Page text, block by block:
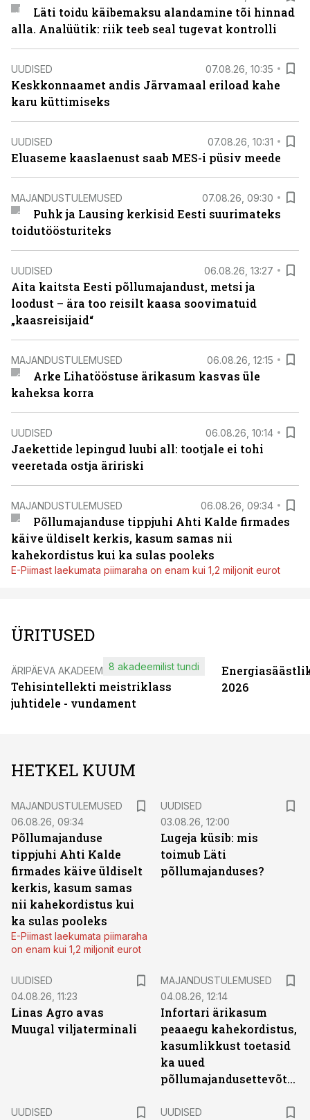
Läti toidu käibemaksu alandamine tõi hinnad
alla. Analüütik: riik teeb seal tugevat kontrolli
UUDISED 07.08.26, 10:35
Keskkonnaamet andis Järvamaal eriload kahe
karu küttimiseks
UUDISED 07.08.26, 10:31
Eluaseme kaaslaenust saab MES-i püsiv meede
MAJANDUSTULEMUSED 07.08.26, 09:30
Puhk ja Lausing kerkisid Eesti suurimateks
toidutöösturiteks
UUDISED 06.08.26, 13:27
Aita kaitsta Eesti põllumajandust, metsi ja
loodust – ära too reisilt kaasa soovimatuid
„kaasreisijaid“
MAJANDUSTULEMUSED 06.08.26, 12:15
Arke Lihatööstuse ärikasum kasvas üle
kaheksa korra
UUDISED 06.08.26, 10:14
Jaekettide lepingud luubi all: tootjale ei tohi
veeretada ostja äririski
MAJANDUSTULEMUSED 06.08.26, 09:34
Põllumajanduse tippjuhi Ahti Kalde firmades
käive üldiselt kerkis, kasum samas nii
kahekordistus kui ka sulas pooleks
E-Piimast laekumata piimaraha on enam kui 1,2 miljonit eurot
ÜRITUSED
ÄRIPÄEVA AKADEEMIA
Tehisintellekti meistriklass
juhtidele - vundament
8 akadeemilist tundi
2026
HETKEL KUUM
MAJANDUSTULEMUSED
06.08.26, 09:34
Põllumajanduse
tippjuhi Ahti Kalde
firmades käive üldiselt
kerkis, kasum samas
nii kahekordistus kui
ka sulas pooleks
E-Piimast laekumata piimaraha
on enam kui 1,2 miljonit eurot
UUDISED
03.08.26, 12:00
Lugeja küsib: mis
toimub Läti
põllumajanduses?
UUDISED
04.08.26, 11:23
Linas Agro avas
Muugal viljaterminali
MAJANDUSTULEMUSED
04.08.26, 12:14
Infortari ärikasum
peaaegu kahekordistus,
kasumlikkust toetasid
ka uued
põllumajandusettevõtted
UUDISED
UUDISED